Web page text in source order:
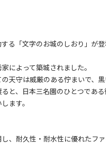
る「文字のお城のしおり」が登
によって築城されました。
天守は威厳のある佇まいで、
と、日本三名園のひとつである
ます。
、耐久性・耐水性に優れたフ